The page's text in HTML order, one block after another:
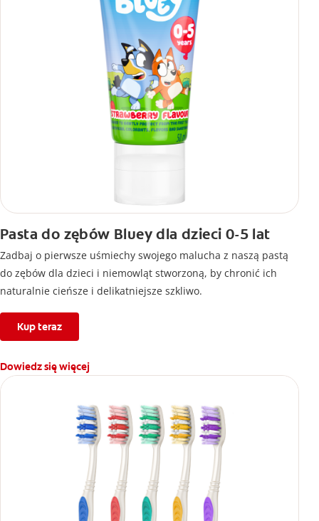
Pasta do zębów Bluey dla dzieci 0-5 lat
Zadbaj o pierwsze uśmiechy swojego malucha z naszą pastą
do zębów dla dzieci i niemowląt stworzoną, by chronić ich
naturalnie cieńsze i delikatniejsze szkliwo.
Kup teraz
Dowiedz się więcej